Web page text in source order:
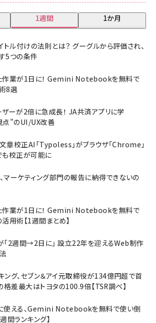
1週間 1か月
トル付けの法則とは？ グーグルから評価され、
5つの条件
作業が1日に！ Gemini Notebookを無料で
8選
ザーが2倍に急成長！ JA共済アプリに学
点”のUI/UX改善
章校正AI「Typoless」がブラウザ「Chrome」
も校正が可能に
マーケティング部門の報告に納得できないの
作業が1日に！ Gemini Notebookを無料で
用術【1週間まとめ】
「2週間→2日に」 設立22年を迎えるWeb制作
ング、セブン＆アイ元取締役が134億円超で首
格差最大はトヨタの100.9倍【TSR調べ】
使える、Gemini Notebookを無料で使い倒
間ランキング】